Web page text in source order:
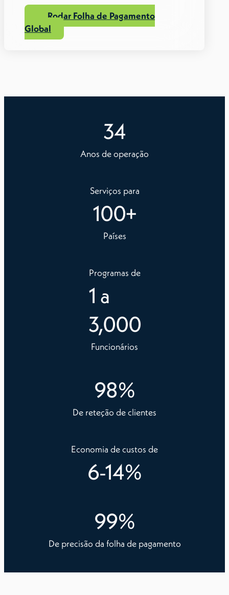
Rodar Folha de Pagamento
Global
34
Anos de operação
Serviços para
100+
Países
Programas de
1 a
3,000
Funcionários
98%
De reteção de clientes
Economia de custos de
6-14%
99%
De precisão da folha de pagamento